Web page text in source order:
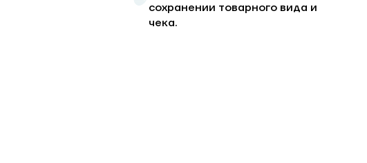
сохранении товарного вида и
чека.